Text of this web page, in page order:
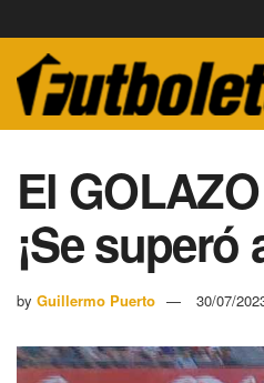
El
¡Se
by Guillermo Puerto 30/07/